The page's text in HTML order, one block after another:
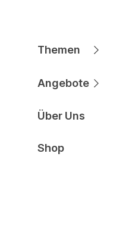
Themen
Angebote
Über Uns
Shop